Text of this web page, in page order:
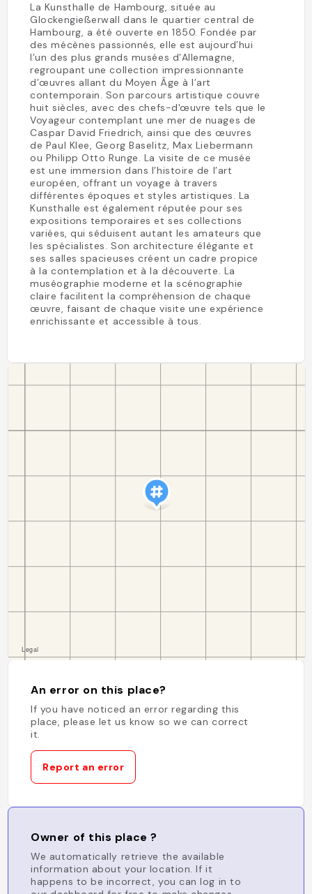
La Kunsthalle de Hambourg, située au
Glockengießerwall dans le quartier central de
Hambourg, a été ouverte en 1850. Fondée par
des mécènes passionnés, elle est aujourd’hui
l’un des plus grands musées d’Allemagne,
regroupant une collection impressionnante
d’œuvres allant du Moyen Âge à l’art
contemporain. Son parcours artistique couvre
huit siècles, avec des chefs-d'œuvre tels que le
Voyageur contemplant une mer de nuages de
Caspar David Friedrich, ainsi que des œuvres
de Paul Klee, Georg Baselitz, Max Liebermann
ou Philipp Otto Runge. La visite de ce musée
est une immersion dans l’histoire de l’art
européen, offrant un voyage à travers
différentes époques et styles artistiques. La
Kunsthalle est également réputée pour ses
expositions temporaires et ses collections
variées, qui séduisent autant les amateurs que
les spécialistes. Son architecture élégante et
ses salles spacieuses créent un cadre propice
à la contemplation et à la découverte. La
muséographie moderne et la scénographie
claire facilitent la compréhension de chaque
œuvre, faisant de chaque visite une expérience
enrichissante et accessible à tous.
An error on this place?
If you have noticed an error regarding this
place, please let us know so we can correct
it.
Report an error
Owner of this place ?
We automatically retrieve the available
information about your location. If it
happens to be incorrect, you can log in to